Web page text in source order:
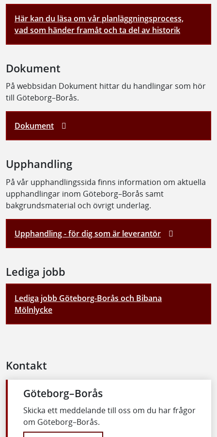
Här kan du läsa om vår planläggningsprocess,
vad som händer framåt och ta del av historik
Dokument
På webbsidan Dokument hittar du handlingar som hör
till Göteborg–Borås.
Dokument
Upphandling
På vår upphandlingssida finns information om aktuella
upphandlingar inom Göteborg–Borås samt
bakgrundsmaterial och övrigt underlag.
Upphandling - för dig som är leverantör
Lediga jobb
Lediga jobb Göteborg-Borås och Bibana
Mölnlycke
Kontakt
Göteborg–Borås
Skicka ett meddelande till oss om du har frågor
om Göteborg–Borås.